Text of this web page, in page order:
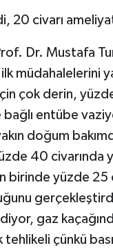
20 civarı
Dr. Mustafa
müdahalelerini
çok derin,
entübe
doğum
40 civarında
yüzde 25
diyor, gaz
tehlikeli çünkü